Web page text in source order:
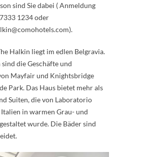
sind Sie dabei ( Anmeldung
1234 oder
).
Halkin liegt im edlen Belgravia.
sind die Geschäfte und
Mayfair und Knightsbridge
Park. Das Haus bietet mehr als
Suiten, die von Laboratorio
in warmen Grau- und
wurde. Die Bäder sind